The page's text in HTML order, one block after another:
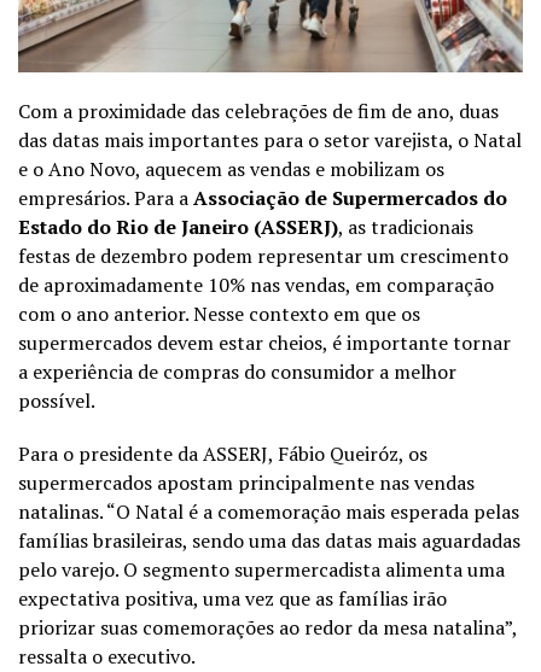
Com a proximidade das celebrações de fim de ano, duas
das datas mais importantes para o setor varejista, o Natal
e o Ano Novo, aquecem as vendas e mobilizam os
empresários. Para aAssociação de Supermercados do
Estado do Rio de Janeiro (ASSERJ), as tradicionais
festas de dezembro podem representar um crescimento
de aproximadamente 10% nas vendas, em comparação
com o ano anterior. Nesse contexto em que os
supermercados devem estar cheios, é importante tornar
a experiência de compras do consumidor a melhor
possível.
Para o presidente da ASSERJ, Fábio Queiróz, os
supermercados apostam principalmente nas vendas
natalinas.“O Natal é a comemoração mais esperada pelas
famílias brasileiras, sendo uma das datas mais aguardadas
pelo varejo. O segmento supermercadista alimenta uma
expectativa positiva, uma vez que as famílias irão
priorizar suas comemorações ao redor da mesa natalina”,
ressalta o executivo.